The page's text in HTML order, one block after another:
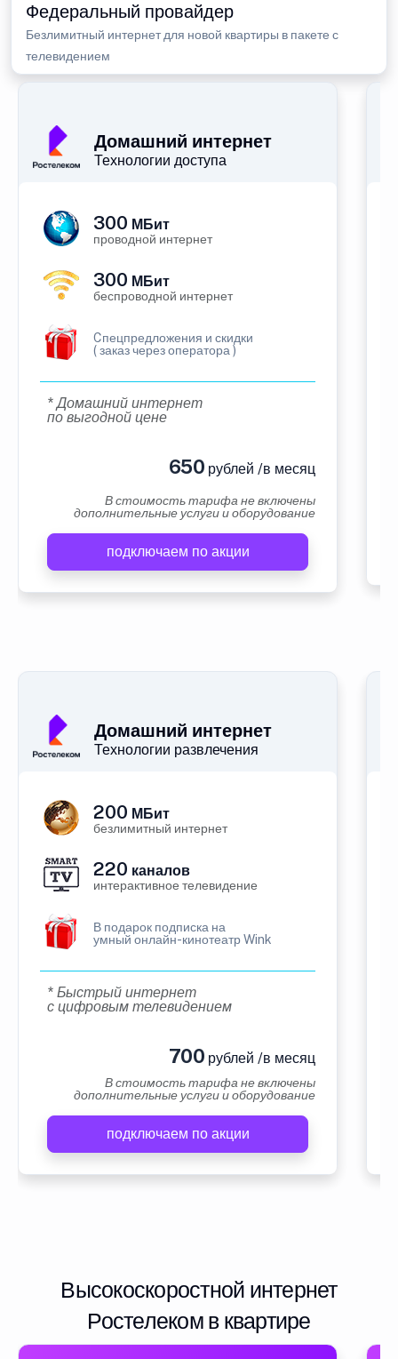
Федеральный провайдер
Безлимитный интернет для новой квартиры в пакете с
телевидением
Домашний интернет
Технологии доступа
300 МБит
проводной интернет
300 МБит
беспроводной интернет
Cпецпредложения и скидки
( заказ через оператора )
* Домашний интернет
по выгодной цене
650 рублей /в месяц
В стоимость тарифа не включены
дополнительные услуги и оборудование
подключаем по акции
Домашний интернет
Технологии развлечения
200 МБит
безлимитный интернет
220 каналов
интерактивное телевидение
В подарок подписка на
умный онлайн-кинотеатр Wink
* Быстрый интернет
с цифровым телевидением
700 рублей /в месяц
В стоимость тарифа не включены
дополнительные услуги и оборудование
подключаем по акции
Высокоскоростной интернет
Ростелеком в квартире